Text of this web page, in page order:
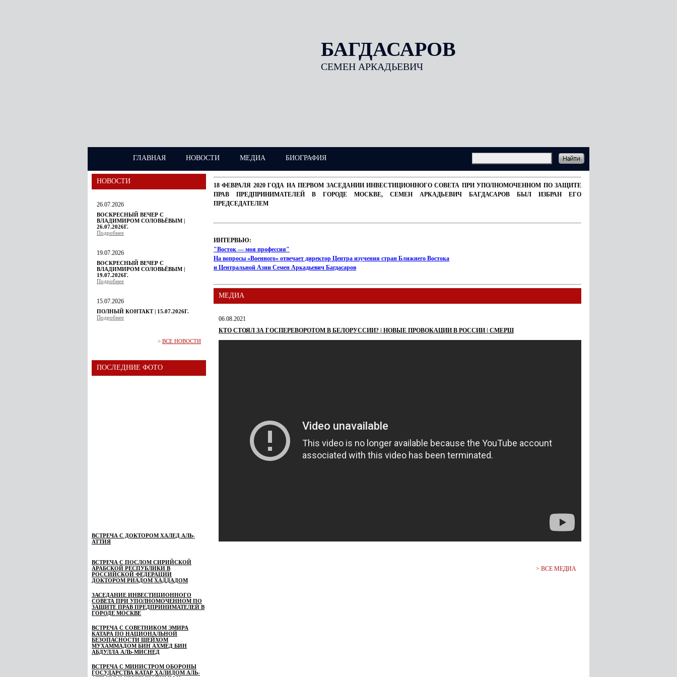
БАГДАСАРОВ
СЕМЕН АРКАДЬЕВИЧ
ГЛАВНАЯ НОВОСТИ МЕДИА БИОГРАФИЯ
НОВОСТИ
26.07.2026
ВОСКРЕСНЫЙ ВЕЧЕР С
ВЛАДИМИРОМ СОЛОВЬЁВЫМ |
26.07.2026Г.
Подробнее
19.07.2026
ВОСКРЕСНЫЙ ВЕЧЕР С
ВЛАДИМИРОМ СОЛОВЬЁВЫМ |
19.07.2026Г.
Подробнее
15.07.2026
ПОЛНЫЙ КОНТАКТ | 15.07.2026Г.
Подробнее
> ВСЕ НОВОСТИ
ПОСЛЕДНИЕ ФОТО
ВСТРЕЧА С ДОКТОРОМ ХАЛЕД АЛЬ-
АТТИЯ
ВСТРЕЧА С ПОСЛОМ СИРИЙСКОЙ
АРАБСКОЙ РЕСПУБЛИКИ В
РОССИЙСКОЙ ФЕДЕРАЦИИ
ДОКТОРОМ РИАДОМ ХАДДАДОМ
ЗАСЕДАНИЕ ИНВЕСТИЦИОННОГО
СОВЕТА ПРИ УПОЛНОМОЧЕННОМ ПО
ЗАЩИТЕ ПРАВ ПРЕДПРИНИМАТЕЛЕЙ В
ГОРОДЕ МОСКВЕ
ВСТРЕЧА С СОВЕТНИКОМ ЭМИРА
КАТАРА ПО НАЦИОНАЛЬНОЙ
БЕЗОПАСНОСТИ ШЕЙХОМ
МУХАММАДОМ БИН АХМЕД БИН
АБДУЛЛА АЛЬ-МИСНЕД
ВСТРЕЧА С МИНИСТРОМ ОБОРОНЫ
ГОСУДАРСТВА КАТАР ХАЛИДОМ АЛЬ-
18 ФЕВРАЛЯ 2020 ГОДА НА ПЕРВОМ ЗАСЕДАНИИ ИНВЕСТИЦИОННОГО СОВЕТА ПРИ УПОЛНОМОЧЕННОМ ПО ЗАЩИТЕ
ПРАВ ПРЕДПРИНИМАТЕЛЕЙ В ГОРОДЕ МОСКВЕ, СЕМЕН АРКАДЬЕВИЧ БАГДАСАРОВ БЫЛ ИЗБРАН ЕГО
ПРЕДСЕДАТЕЛЕМ
ИНТЕРВЬЮ:
"Восток — моя профессия"
На вопросы «Военного» отвечает директор Центра изучения стран Ближнего Востока
и Центральной Азии Семен Аркадьевич Багдасаров
МЕДИА
06.08.2021
КТО СТОЯЛ ЗА ГОСПЕРЕВОРОТОМ В БЕЛОРУССИИ? | НОВЫЕ ПРОВОКАЦИИ В РОССИИ | СМЕРШ
> ВСЕ МЕДИА